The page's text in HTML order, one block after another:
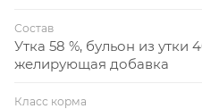
Состав
Утка 58 %, бульон из утки
желирующая добавка
Класс корма